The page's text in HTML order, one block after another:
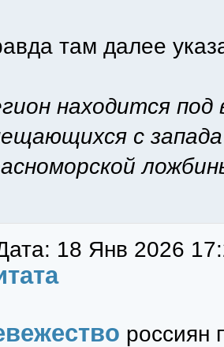
там далее
находится под
с
18 Янв 2026
россиян